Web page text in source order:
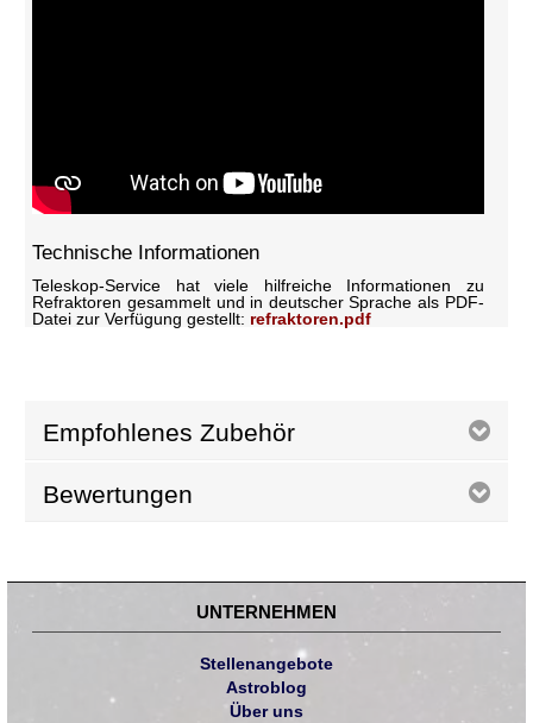
Technische Informationen
Teleskop-Service hat viele hilfreiche Informationen zu
Refraktoren gesammelt und in deutscher Sprache als PDF-
Datei zur Verfügung gestellt: refraktoren.pdf
Empfohlenes Zubehör
Bewertungen
UNTERNEHMEN
Stellenangebote
Astroblog
Über uns